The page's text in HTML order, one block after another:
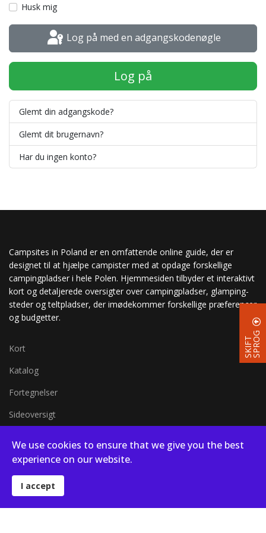
S
K
I
F
T
S
P
R
OG
Husk mig
Log på med en adgangskodenøgle
Log på
Glemt din adgangskode?
Glemt dit brugernavn?
Har du ingen konto?
Campsites in Poland er en omfattende online guide, der er
designet til at hjælpe campister med at opdage forskellige
campingpladser i hele Polen. Hjemmesiden tilbyder et interaktivt
kort og detaljerede oversigter over campingpladser, glamping-
steder og teltpladser, der imødekommer forskellige præferencer
og budgetter.
Kort
Katalog
Fortegnelser
Sideoversigt
Blog
We use cookies to ensure that we give you the best
experience on our website.
I accept